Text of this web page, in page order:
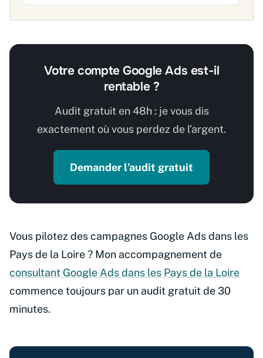
Votre compte Google Ads est-il
rentable ?
Audit gratuit en 48h : je vous dis
exactement où vous perdez de l’argent.
Demander l’audit gratuit
Vous pilotez des campagnes Google Ads dans les
Pays de la Loire ? Mon accompagnement de
consultant Google Ads dans les Pays de la Loire
commence toujours par un audit gratuit de 30
minutes.